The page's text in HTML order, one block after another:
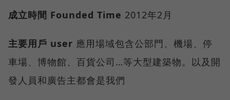
成立時間 Founded Time 2012年2月
主要用戶 user 應用場域包含公部門、機場、停
車場、博物館、百貨公司…等大型建築物。以及開
發人員和廣告主都會是我們